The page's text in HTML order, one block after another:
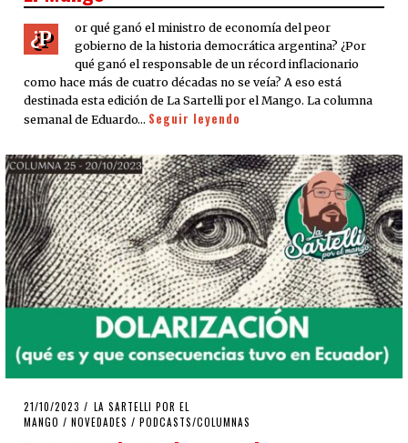
¿P
or qué ganó el ministro de economía del peor
gobierno de la historia democrática argentina? ¿Por
qué ganó el responsable de un récord inflacionario
como hace más de cuatro décadas no se veía? A eso está
destinada esta edición de La Sartelli por el Mango. La columna
semanal de Eduardo… Seguir leyendo
POSTED
ON
21/10/2023 22/10/2023
LA SARTELLI POR EL
MANGO / NOVEDADES / PODCASTS/COLUMNAS